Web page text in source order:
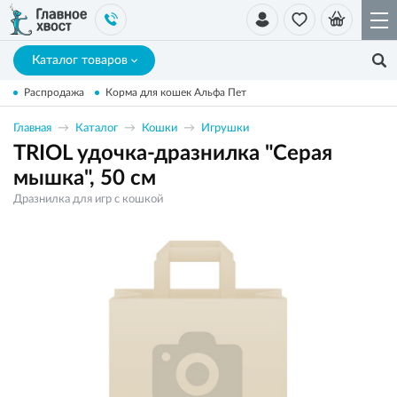
Каталог товаров
Распродажа Корма для кошек Альфа Пет
Главная Каталог Кошки Игрушки
TRIOL удочка-дразнилка "Серая
мышка", 50 см
Дразнилка для игр с кошкой